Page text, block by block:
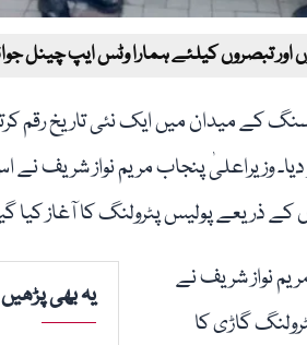
اور تبصروں کیلئے ہمارا وٹس ایپ چینل
کے میدان میں ایک نئی تاریخ
وزیراعلیٰ پنجاب مریم نواز شریف
ذریعے پولیس پٹرولنگ کا آغاز کیا
یہ بھی پڑھیں
نواز شریف نے
گاڑی کا